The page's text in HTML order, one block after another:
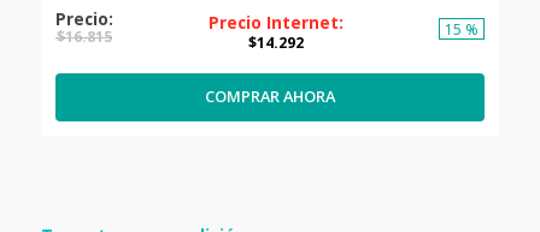
$16.815 $14.292
15 %
COMPRAR AHORA